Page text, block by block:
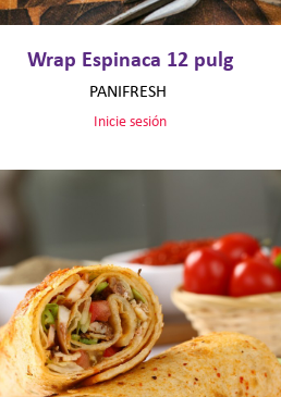
Wrap Espinaca 12 pulg
PANIFRESH
Inicie sesión